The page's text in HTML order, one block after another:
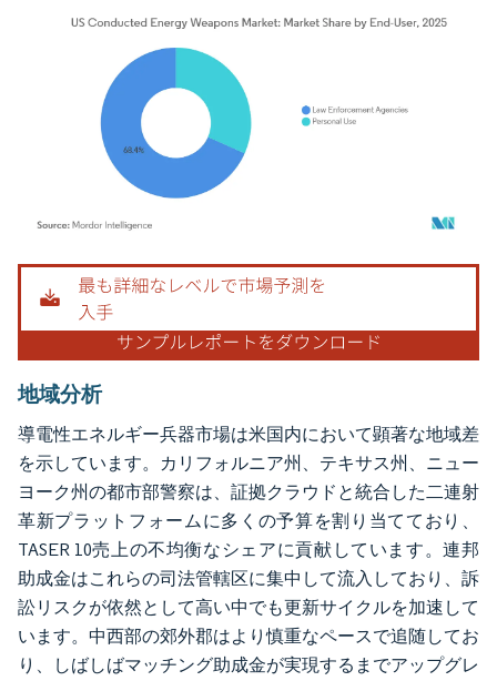
画像 © Mordor Intelligence。再利用にはCC BY 4.0の表示が必要です。
地域分析
導電性エネルギー兵器市場は米国内において顕著な地域差
を示しています。カリフォルニア州、テキサス州、ニュー
ヨーク州の都市部警察は、証拠クラウドと統合した二連射
革新プラットフォームに多くの予算を割り当てており、
TASER 10売上の不均衡なシェアに貢献しています。連邦
助成金はこれらの司法管轄区に集中して流入しており、訴
訟リスクが依然として高い中でも更新サイクルを加速して
います。中西部の郊外郡はより慎重なペースで追随してお
り、しばしばマッチング助成金が実現するまでアップグレ